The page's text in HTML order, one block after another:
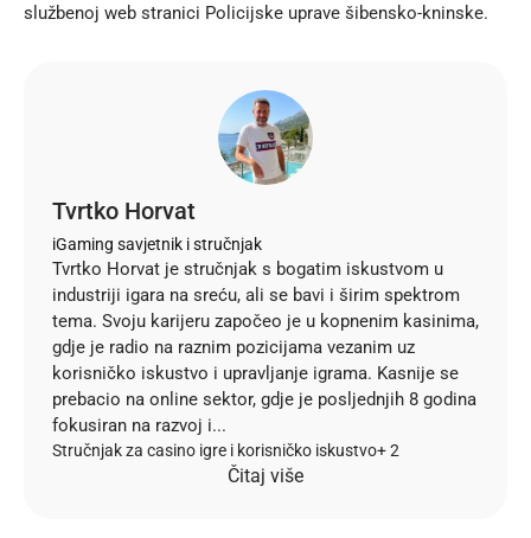
službenoj web stranici Policijske uprave šibensko-kninske.
Tvrtko Horvat
iGaming savjetnik i stručnjak
Tvrtko Horvat je stručnjak s bogatim iskustvom u
industriji igara na sreću, ali se bavi i širim spektrom
tema. Svoju karijeru započeo je u kopnenim kasinima,
gdje je radio na raznim pozicijama vezanim uz
korisničko iskustvo i upravljanje igrama. Kasnije se
prebacio na online sektor, gdje je posljednjih 8 godina
fokusiran na razvoj i...
Stručnjak za casino igre i korisničko iskustvo+ 2
Čitaj više